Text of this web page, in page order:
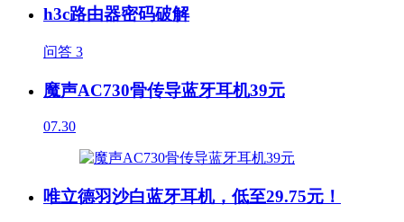
h3c路由器密码破解
问答 3
魔声AC730骨传导蓝牙耳机39元
07.30
唯立德羽沙白蓝牙耳机，低至29.75元！